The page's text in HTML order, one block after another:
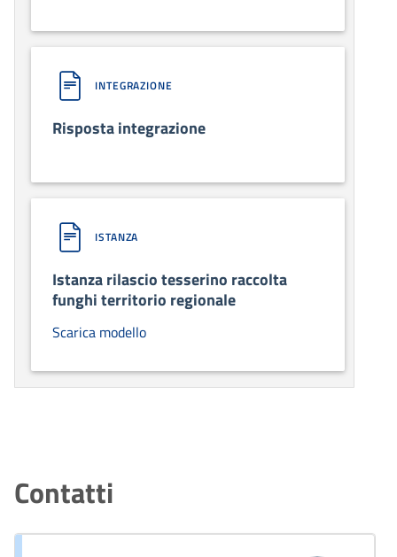
INTEGRAZIONE
Risposta integrazione
ISTANZA
Istanza rilascio tesserino raccolta
funghi territorio regionale
Scarica modello
Contatti